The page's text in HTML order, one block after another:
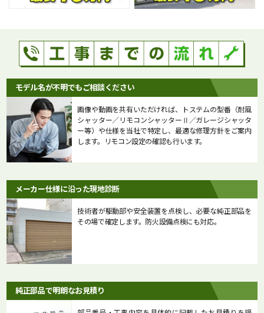
モデル名が不明でもご相談ください
画像や動画を共有いただければ、トステムの型番（耐風
シャッター／リモコンシャッターⅡ／ガレージシャッタ
ー等）や仕様を当社で特定し、最適な修理方針をご案内
します。リモコン設定の確認も行います。
メーカー仕様に沿った現地診断
技術者が駆動部や安全装置を点検し、必要な純正部品を
その場で確定します。防火設備点検にも対応。
純正部品で明朗なお見積り